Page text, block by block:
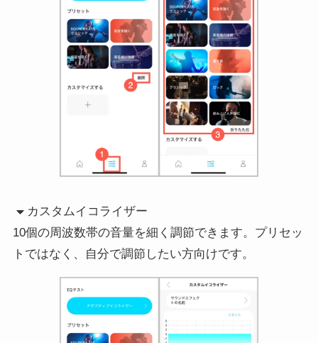
カスタムイコライザー
10個の周波数帯の音量を細く調節できます。プリセッ
トではなく、自分で調節したい方向けです。